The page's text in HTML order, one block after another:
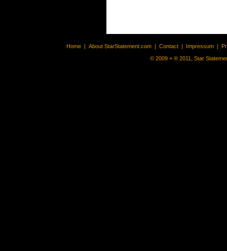
Home | About StarStatement.com | Contact | Impressum |
© 2009 + ® 2011, Star